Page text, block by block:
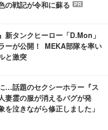
の戦記が令和に蘇る
PR
新タンクヒーロー「D.Mon」
ーが公開！ MEKA部隊を率い
と激突
…話題のセクシーホラー『ス
妻霊の服が消えるバグが発
を泣きながら修正しました」